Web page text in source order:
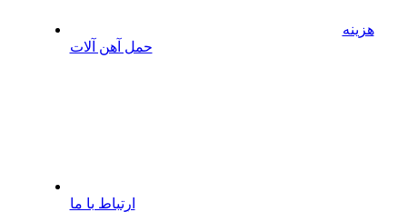
هزینه
حمل آهن آلات
ارتباط با ما